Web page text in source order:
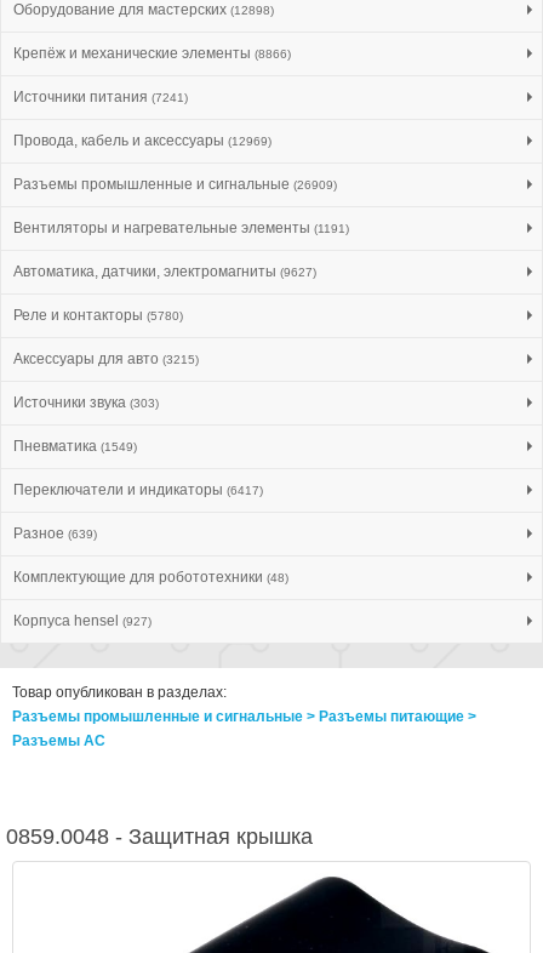
Оборудование для мастерских (12898)
Крепёж и механические элементы (8866)
Источники питания (7241)
Провода, кабель и аксессуары (12969)
Разъемы промышленные и сигнальные (26909)
Вентиляторы и нагревательные элементы (1191)
Автоматика, датчики, электромагниты (9627)
Реле и контакторы (5780)
Аксессуары для авто (3215)
Источники звука (303)
Пневматика (1549)
Переключатели и индикаторы (6417)
Разное (639)
Комплектующие для робототехники (48)
Корпуса hensel (927)
Товар опубликован в разделах:
Разъемы промышленные и сигнальные > Разъeмы питающие >
Разъeмы AC
0859.0048 - Защитная крышка